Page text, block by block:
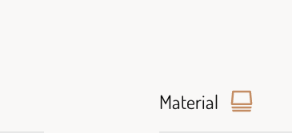
Material